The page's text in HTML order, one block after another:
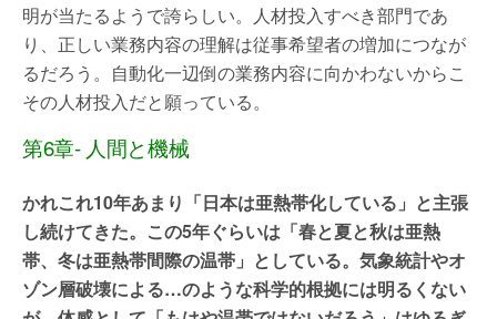
明が当たるようで誇らしい。人材投入すべき部門であ
り、正しい業務内容の理解は従事希望者の増加につなが
るだろう。自動化一辺倒の業務内容に向かわないからこ
その人材投入だと願っている。
第6章- 人間と機械
かれこれ10年あまり「日本は亜熱帯化している」と主張
し続けてきた。この5年ぐらいは「春と夏と秋は亜熱
帯、冬は亜熱帯間際の温帯」としている。気象統計やオ
ゾン層破壊による…のような科学的根拠には明るくない